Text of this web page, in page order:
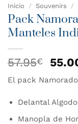
Inicio / Souvenirs /
Pack
Manteles
57.95€
El
El pack
Delantal
Manopla de